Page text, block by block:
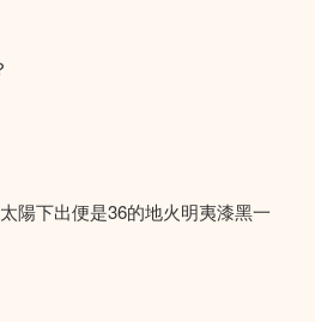
陽下出便是36的地火明夷漆黑一